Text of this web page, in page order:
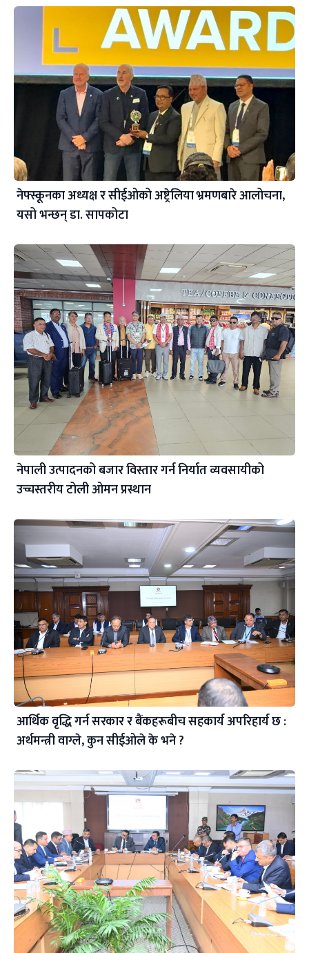
नेफ्स्कूनका अध्यक्ष र सीईओको अष्ट्रेलिया भ्रमणबारे आलोचना,
यसो भन्छन् डा‍. सापकोटा
नेपाली उत्पादनको बजार विस्तार गर्न निर्यात व्यवसायीको
उच्चस्तरीय टोली ओमन प्रस्थान
आर्थिक वृद्धि गर्न सरकार र बैंकहरूबीच सहकार्य अपरिहार्य छ :
अर्थमन्त्री वाग्ले, कुन सीईओले के भने ?